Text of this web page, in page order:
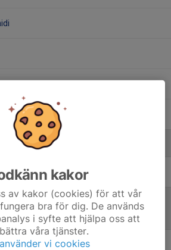
tränarekakor
av kakor (cookies) för att vår
bra för dig. De används
i syfte att hjälpa oss att
våra tjänster.
vi cookies